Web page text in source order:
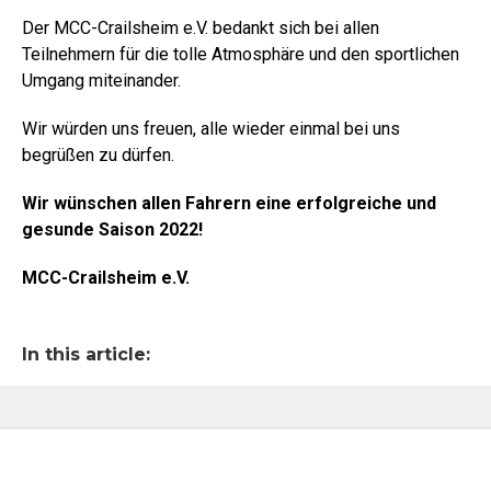
Der MCC-Crailsheim e.V. bedankt sich bei allen
Teilnehmern für die tolle Atmosphäre und den sportlichen
Umgang miteinander.
Wir würden uns freuen, alle wieder einmal bei uns
begrüßen zu dürfen.
Wir wünschen allen Fahrern eine erfolgreiche und
gesunde Saison 2022!
MCC-Crailsheim e.V.
In this article: